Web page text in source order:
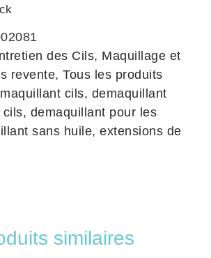
des Cils, Maquillage et
revente,Tous les produits
cils, demaquillant
cils, demaquillant pour les
sans huile,extensions de
similaires